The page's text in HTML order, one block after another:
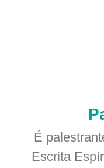
É
Escrita